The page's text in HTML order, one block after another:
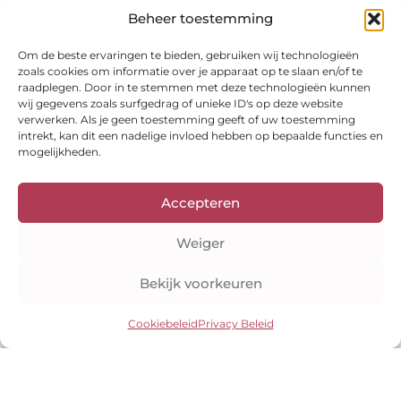
Beheer toestemming
Om de beste ervaringen te bieden, gebruiken wij technologieën
zoals cookies om informatie over je apparaat op te slaan en/of te
raadplegen. Door in te stemmen met deze technologieën kunnen
wij gegevens zoals surfgedrag of unieke ID's op deze website
verwerken. Als je geen toestemming geeft of uw toestemming
intrekt, kan dit een nadelige invloed hebben op bepaalde functies en
mogelijkheden.
Accepteren
Weiger
Bekijk voorkeuren
CookiebeleidPrivacy Beleid
Blijf op de hoogte
Ontvang leuke aanbiedingen, inspiratie en
meer direct in je inbox!
E-
mail
Verzenden
Bekijk onze shop
Kleurenwaaiers
Style guides
E-books
Veilig betalen